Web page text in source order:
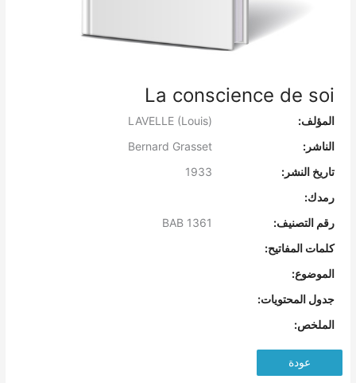
La conscience de soi
المؤلف:
الناشر:
Bernard Grasset
تاريخ النشر:
رمدك:
رقم التصنيف:
كلمات المفاتيح:
الموضوع:
جدول المحتويات:
الملخص:
عودة